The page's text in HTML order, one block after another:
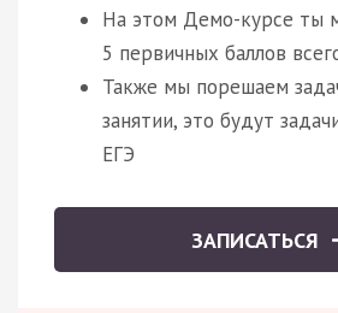
На этом Демо-курсе ты
5 первичных баллов
Также мы порешаем
занятии, это будут
ЕГЭ
ЗАПИСАТЬСЯ